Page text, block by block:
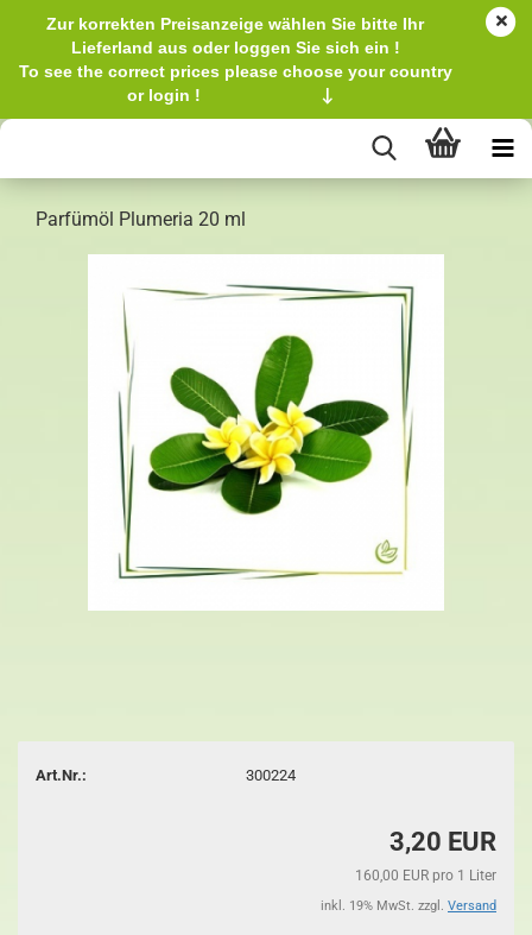
Zur korrekten Preisanzeige wählen Sie bitte Ihr
Lieferland aus oder loggen Sie sich ein !
To see the correct prices please choose your country
or login !
↓
Parfümöl Plumeria 20 ml
Art.Nr.: 300224
3,20 EUR
160,00 EUR pro 1 Liter
inkl. 19% MwSt. zzgl. Versand